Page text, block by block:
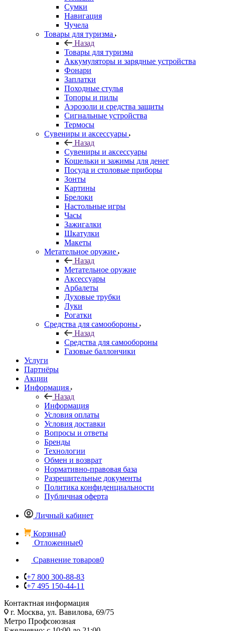
Сумки
Навигация
Чучела
Товары для туризма
Назад
Товары для туризма
Аккумуляторы и зарядные устройства
Фонари
Заплатки
Походные стулья
Топоры и пилы
Аэрозоли и средства защиты
Сигнальные устройства
Термосы
Сувениры и аксессуары
Назад
Сувениры и аксессуары
Кошельки и зажимы для денег
Посуда и столовые приборы
Зонты
Картины
Брелоки
Настольные игры
Часы
Зажигалки
Шкатулки
Макеты
Метательное оружие
Назад
Метательное оружие
Аксессуары
Арбалеты
Духовые трубки
Луки
Рогатки
Средства для самообороны
Назад
Средства для самообороны
Газовые баллончики
Услуги
Партнёры
Акции
Информация
Назад
Информация
Условия оплаты
Условия доставки
Вопросы и ответы
Бренды
Технологии
Обмен и возврат
Нормативно-правовая база
Разрешительные документы
Политика конфиденциальности
Публичная оферта
Личный кабинет
Корзина0
Отложенные0
Сравнение товаров0
+7 800 300-88-83
+7 495 150-44-11
Контактная информация
г. Москва, ул. Вавилова, 69/75
Метро Профсоюзная